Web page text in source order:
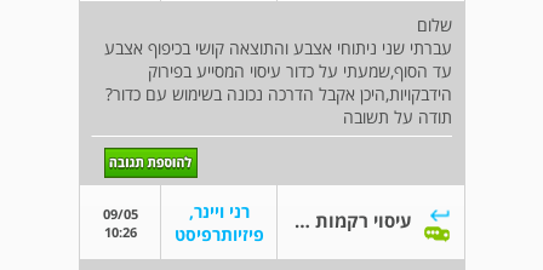
שלום
עברתי שני ניתוחי אצבע והתוצאה קושי בכיפוף אצבע
עד הסוף,שמעתי על כדור עיסוי המסייע בפירוק
הידבקויות,היכן אקבל הדרכה נכונה בשימוש עם כדור?
תודה על תשובה
עיסוי רקמות עמוק
רני ויינר,
פיזיותרפיסט
09/05
10:26